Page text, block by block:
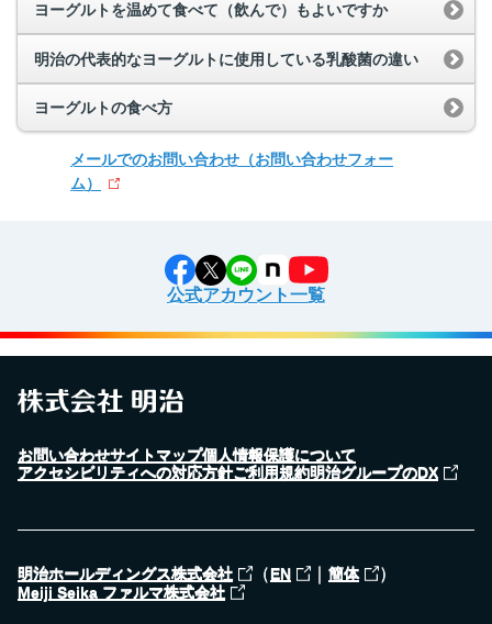
ヨーグルトを温めて食べて（飲んで）もよいですか
明治の代表的なヨーグルトに使用している乳酸菌の違い
ヨーグルトの食べ方
メールでのお問い合わせ （お問い合わせフォー
ム）
公式アカウント一覧
お問い合わせサイトマップ個人情報保護について
アクセシビリティへの対応方針ご利用規約明治グループのDX
明治ホールディングス株式会社 （EN ｜ 簡体 ）
Meiji Seika ファルマ株式会社